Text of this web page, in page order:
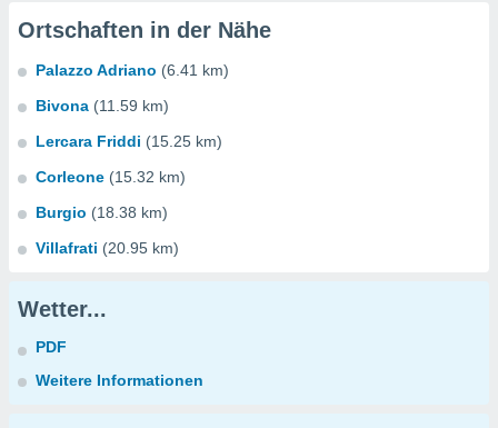
Ortschaften in der Nähe
Palazzo Adriano (6.41 km)
Bivona (11.59 km)
Lercara Friddi (15.25 km)
Corleone (15.32 km)
Burgio (18.38 km)
Villafrati (20.95 km)
Wetter...
PDF
Weitere Informationen